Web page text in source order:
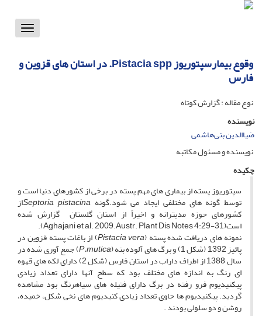
Toggle
وقوع بیمارسپتوریوز Pistacia spp. در استان های قزوین و
فارس
نوع مقاله : گزارش کوتاه
نویسنده
ضیاالدین بنی‌هاشمی
نویسنده و مسئول مکاتبه
چکیده
سپتوریوز پسته از بیماری های مهم پسته در برخی از کشورهای دنیا است و
توسط گونه های مختلفی ایجاد می شود.گونهSeptoria pistacinaاز
کشورهای حوزه مدیترانه و اخیراً از استان گلستان گزارش شده
است(Aghajani et al. 2009.Austr. Plant Dis Notes 4:29-31).
نمونه های دریافت شده پسته (Pistacia vera) از باغات پسته قزوین در
پائیز 1392 (شکل 1) و برگ های آلوده بنه ( P.mutica) جمع آوری شده در
سال 1388 از اطراف داراب در استان فارس (شکل 2) دارای لکه های قهوه
ای رنگ به اندازه های مختلف بود که سطح آنها دارای تعداد زیادی
پیکنیدیوم فرو رفته در برگ دارای فتیله های سیاهرنگ بود مشاهده
گردید. پیکنیدیوم ها حاوی تعداد زیادی کنیدیوم های نخی شکل، خمیده،
روشن و دو سلولی بودند .